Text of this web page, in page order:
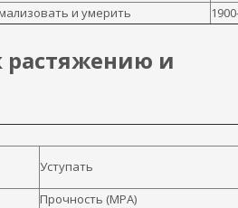
и умерить
растяжению и
Уступать
Прочность (MPA)